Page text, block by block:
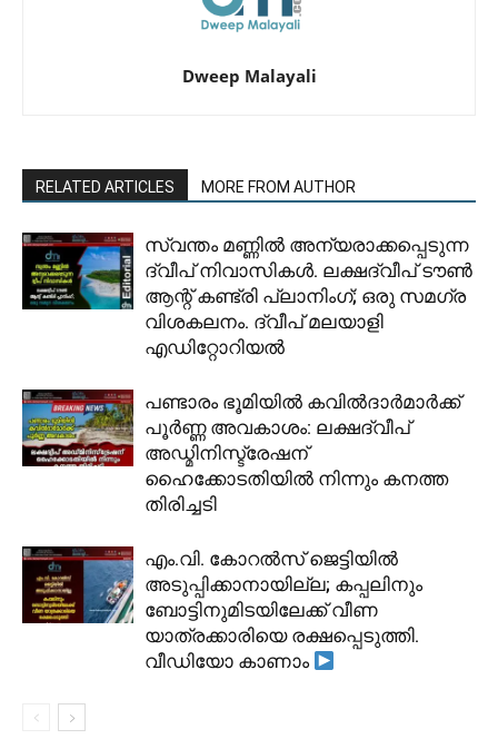
Dweep Malayali
RELATED ARTICLES MORE FROM AUTHOR
സ്വന്തം മണ്ണിൽ അന്യരാക്കപ്പെടുന്ന
ദ്വീപ് നിവാസികൾ. ലക്ഷദ്വീപ് ടൗൺ
ആന്റ് കണ്ട്രി പ്ലാനിംഗ്; ഒരു സമഗ്ര
വിശകലനം. ദ്വീപ് മലയാളി
എഡിറ്റോറിയൽ
പണ്ടാരം ഭൂമിയിൽ കവിൽദാർമാർക്ക്
പൂർണ്ണ അവകാശം: ലക്ഷദ്വീപ്
അഡ്മിനിസ്ട്രേഷന്
ഹൈക്കോടതിയിൽ നിന്നും കനത്ത
തിരിച്ചടി
​എം.വി. കോറൽസ് ജെട്ടിയിൽ
അടുപ്പിക്കാനായില്ല; കപ്പലിനും
ബോട്ടിനുമിടയിലേക്ക് വീണ
യാത്രക്കാരിയെ രക്ഷപ്പെടുത്തി.
വീഡിയോ കാണാം